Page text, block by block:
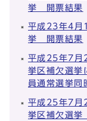
挙 開票結果
平成23年4月
挙 開票結果
平成25年7月
挙区補欠選挙
員通常選挙
平成25年7月
挙区補欠選